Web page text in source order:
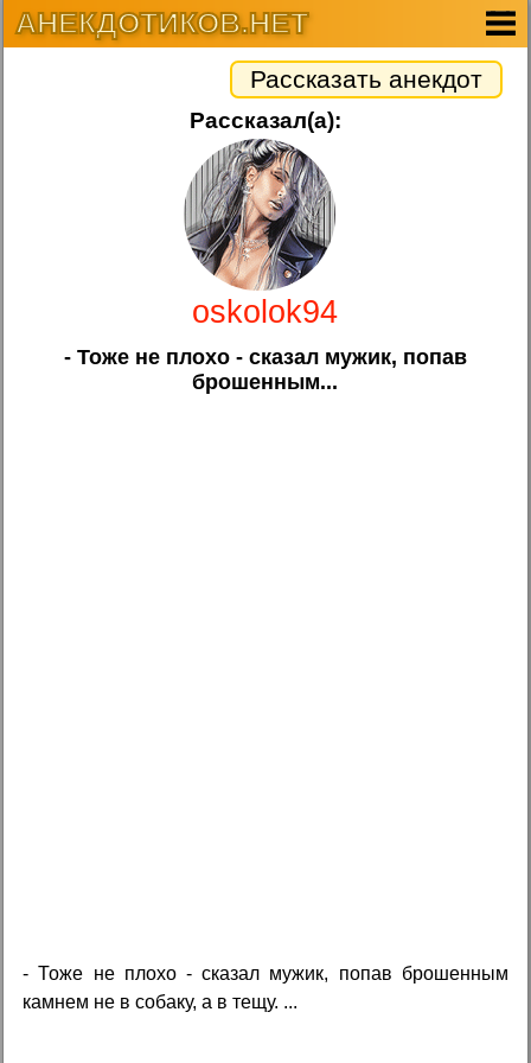
АНЕКДОТИКОВ.НЕТ
Рассказать анекдот
Рассказал(а):
oskolok94
- Тоже не плохо - сказал мужик, попав
брошенным...
- Тоже не плохо - сказал мужик, попав брошенным
камнем не в собаку, а в тещу. ...